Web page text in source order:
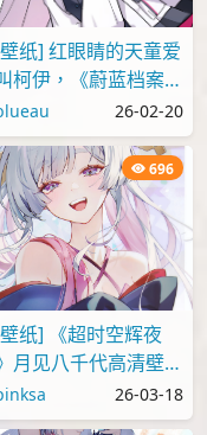
纸] 红眼睛的天童爱
柯伊，《蔚蓝档案》
片分享
26-02-20
696
纸] 《超时空辉夜
月见八千代高清壁纸
26-03-18